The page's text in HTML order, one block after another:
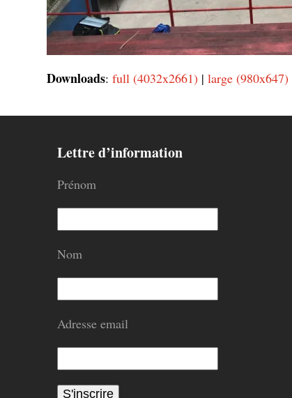
Downloads:full (4032x2661) |large (980x647)
Lettre d’information
Prénom
Nom
Adresse email